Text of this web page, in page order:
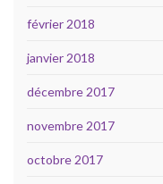
février 2018
janvier 2018
décembre 2017
novembre 2017
octobre 2017